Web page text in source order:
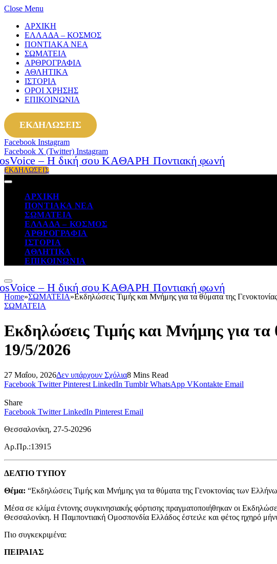
Close Menu
ΑΡΧΙΚΗ
ΕΛΛΑΔΑ – ΚΟΣΜΟΣ
ΠΟΝΤΙΑΚΑ ΝΕΑ
ΣΩΜΑΤΕΙΑ
ΑΡΘΡΟΓΡΑΦΙΑ
ΑΘΛΗΤΙΚΑ
ΙΣΤΟΡΙΑ
ΟΡΟΙ ΧΡΗΣΗΣ
ΕΠΙΚΟΙΝΩΝΙΑ
ΕΚΔΗΛΩΣΕΙΣ
Facebook Instagram
Facebook X (Twitter) Instagram
ΕΚΔΗΛΩΣΕΙΣ
ΑΡΧΙΚΗ
ΠΟΝΤΙΑΚΑ ΝΕΑ
ΣΩΜΑΤΕΙΑ
ΕΛΛΑΔΑ – ΚΟΣΜΟΣ
ΑΡΘΡΟΓΡΑΦΙΑ
ΙΣΤΟΡΙΑ
ΑΘΛΗΤΙΚΑ
ΕΠΙΚΟΙΝΩΝΙΑ
Home»ΣΩΜΑΤΕΙΑ»Εκδηλώσεις Τιμής και Μνήμης για τα θύματα της
ΣΩΜΑΤΕΙΑ
Εκδηλώσεις Τιμής και Μνήμης για
19/5/2026
27 Μαΐου, 2026Δεν υπάρχουν Σχόλια8 Mins Read
Facebook Twitter Pinterest LinkedIn Tumblr WhatsApp VKontakte Email
Share
Facebook Twitter LinkedIn Pinterest Email
Θεσσαλονίκη, 27-5-20296
Αρ.Πρ.:13915
ΔΕΛΤΙΟ ΤΥΠΟΥ
Θέμα: “Εκδηλώσεις Τιμής και Μνήμης για τα θύματα της Γενοκτονίας των
Μέσα σε κλίμα έντονης συγκινησιακής φόρτισης πραγματοποιήθηκαν οι
Θεσσαλονίκη. Η Παμποντιακή Ομοσπονδία Ελλάδος έστειλε και φέτος ηχηρό
Πιο συγκεκριμένα:
ΠΕΙΡΑΙΑΣ